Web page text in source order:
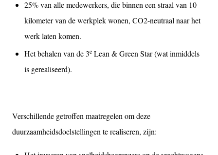
25% van alle medewerkers, die binnen een straal van 10
kilometer van de werkplek wonen, CO2-neutraal naar het
werk laten komen.
Het behalen van de 3e Lean & Green Star (wat inmiddels
is gerealiseerd).
Verschillende getroffen maatregelen om deze
duurzaamheidsdoelstellingen te realiseren, zijn: